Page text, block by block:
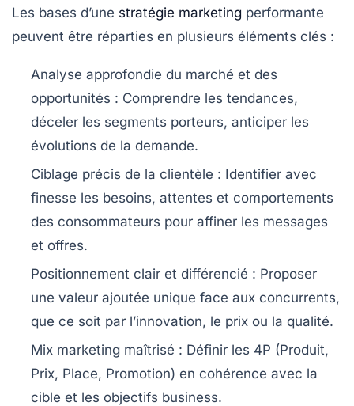
Les bases d’une stratégie marketing performante
peuvent être réparties en plusieurs éléments clés :
Analyse approfondie du marché et des
opportunités : Comprendre les tendances,
déceler les segments porteurs, anticiper les
évolutions de la demande.
Ciblage précis de la clientèle : Identifier avec
finesse les besoins, attentes et comportements
des consommateurs pour affiner les messages
et offres.
Positionnement clair et différencié : Proposer
une valeur ajoutée unique face aux concurrents,
que ce soit par l’innovation, le prix ou la qualité.
Mix marketing maîtrisé : Définir les 4P (Produit,
Prix, Place, Promotion) en cohérence avec la
cible et les objectifs business.